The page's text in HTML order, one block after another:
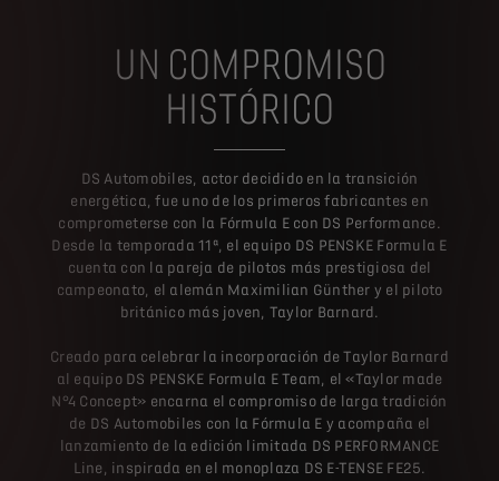
UN COMPROMISO
HISTÓRICO
DS Automobiles, actor decidido en la transición
energética, fue uno de los primeros fabricantes en
comprometerse con la Fórmula E con DS Performance.
Desde la temporada 11ª, el equipo DS PENSKE Formula E
cuenta con la pareja de pilotos más prestigiosa del
campeonato, el alemán Maximilian Günther y el piloto
británico más joven, Taylor Barnard.
Creado para celebrar la incorporación de Taylor Barnard
al equipo DS PENSKE Formula E Team, el «Taylor made
N°4 Concept» encarna el compromiso de larga tradición
de DS Automobiles con la Fórmula E y acompaña el
lanzamiento de la edición limitada DS PERFORMANCE
Line, inspirada en el monoplaza DS E-TENSE FE25.